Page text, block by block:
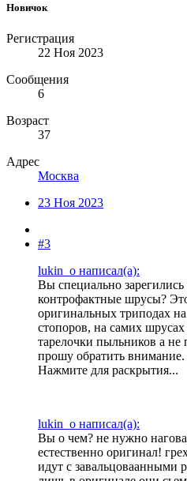
Новичок
Регистрация
22 Ноя 2023
Сообщения
6
Возраст
37
Адрес
Москва
23 Ноя 2023
#3
lukin_o написал(а):
Вы специально зарегились
контрофактные шрусы?
оригинальных триподах
стопоров, на самих
тарелочки пыльников а
прошу обратить внимание.
Нажмите для раскрытия...
lukin_o написал(а):
Вы о чем? не нужно
естественно оригинал!
идут с завальцоваанными